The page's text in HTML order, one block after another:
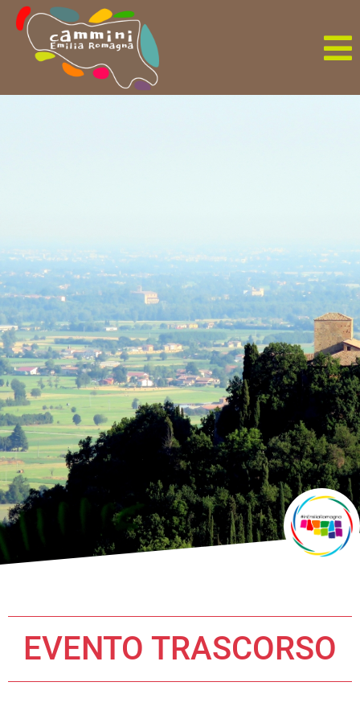
EVENTO TRASCORSO